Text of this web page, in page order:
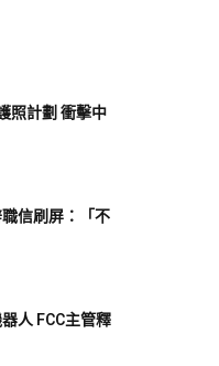
照計劃 衝擊中
信刷屏：「不
人 FCC主管釋